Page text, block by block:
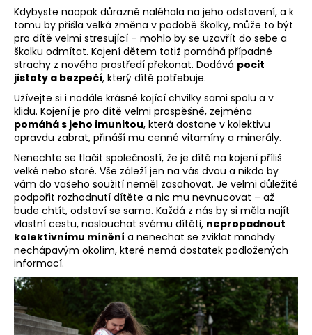
Kdybyste naopak důrazně naléhala na jeho odstavení, a k
tomu by přišla velká změna v podobě školky, může to být
pro dítě velmi stresující – mohlo by se uzavřít do sebe a
školku odmítat. Kojení dětem totiž pomáhá případné
strachy z nového prostředí překonat. Dodává pocit
jistoty a bezpečí, který dítě potřebuje.
Užívejte si i nadále krásné kojící chvilky sami spolu a v
klidu. Kojení je pro dítě velmi prospěšné, zejména
pomáhá s jeho imunitou, která dostane v kolektivu
opravdu zabrat, přináší mu cenné vitamíny a minerály.
Nenechte se tlačit společností, že je dítě na kojení příliš
velké nebo staré. Vše záleží jen na vás dvou a nikdo by
vám do vašeho soužití neměl zasahovat. Je velmi důležité
podpořit rozhodnutí dítěte a nic mu nevnucovat – až
bude chtít, odstaví se samo. Každá z nás by si měla najít
vlastní cestu, naslouchat svému dítěti, nepropadnout
kolektivnímu mínění a nenechat se zviklat mnohdy
nechápavým okolím, které nemá dostatek podložených
informací.